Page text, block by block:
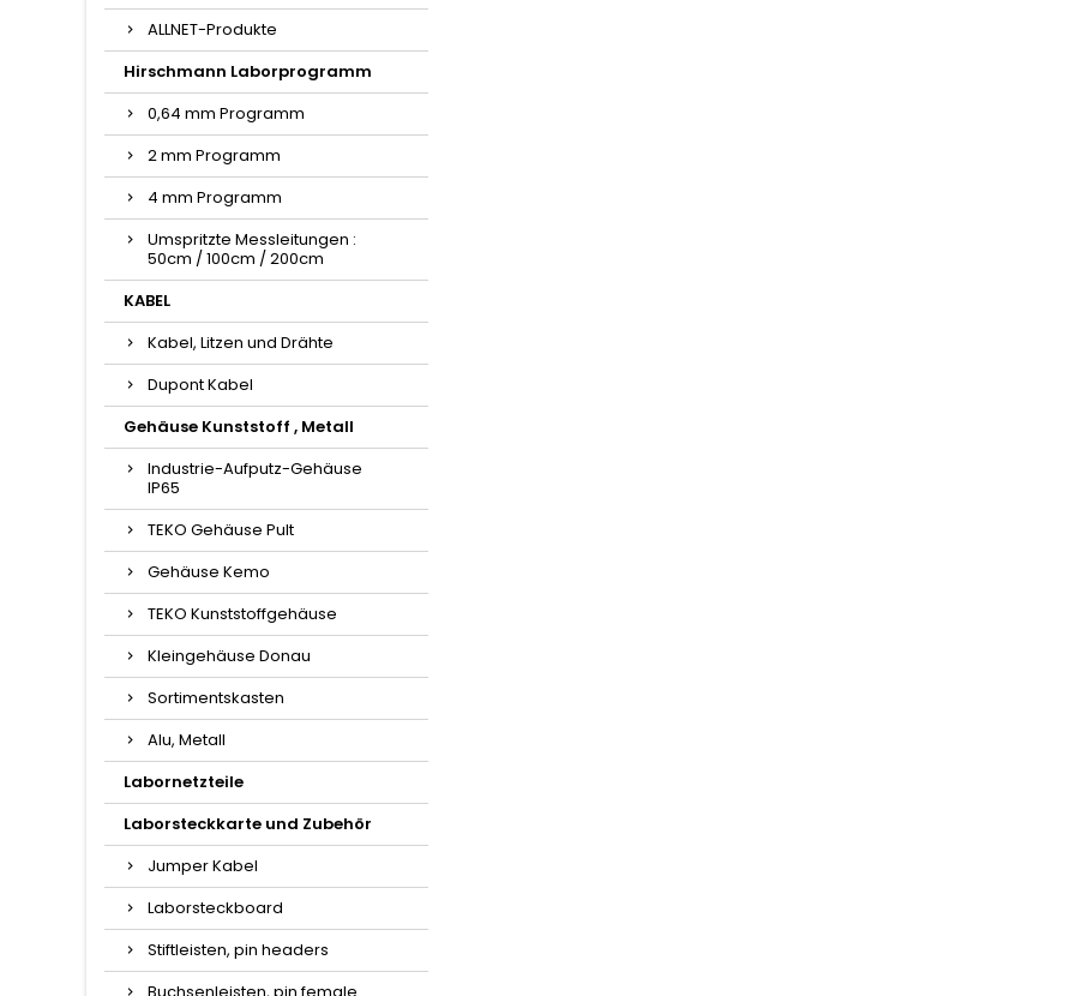
ALLNET-Produkte
Hirschmann Laborprogramm
0,64 mm Programm
2 mm Programm
4 mm Programm
Umspritzte Messleitungen :
50cm / 100cm / 200cm
KABEL
Kabel, Litzen und Drähte
Dupont Kabel
Gehäuse Kunststoff , Metall
Industrie-Aufputz-Gehäuse
IP65
TEKO Gehäuse Pult
Gehäuse Kemo
TEKO Kunststoffgehäuse
Kleingehäuse Donau
Sortimentskasten
Alu, Metall
Labornetzteile
Laborsteckkarte und Zubehör
Jumper Kabel
Laborsteckboard
Stiftleisten, pin headers